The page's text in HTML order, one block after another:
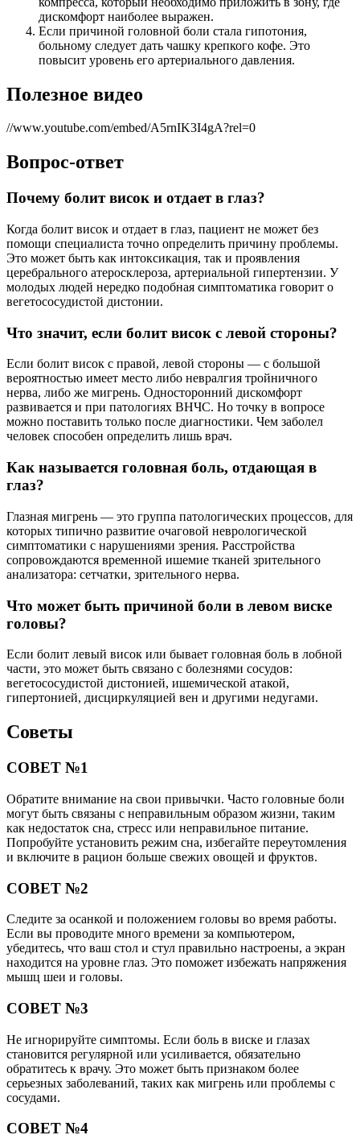
дискомфорт наиболее выражен.
Если причиной головной боли стала гипотония,
больному следует дать чашку крепкого кофе. Это
повысит уровень его артериального давления.
Полезное видео
//www.youtube.com/embed/A5rnIK3I4gA?rel=0
Вопрос-ответ
Почему болит висок и отдает в глаз?
Когда болит висок и отдает в глаз, пациент не может без
помощи специалиста точно определить причину проблемы.
Это может быть как интоксикация, так и проявления
церебрального атеросклероза, артериальной гипертензии. У
молодых людей нередко подобная симптоматика говорит о
вегетососудистой дистонии.
Что значит, если болит висок с левой стороны?
Если болит висок с правой, левой стороны — с большой
вероятностью имеет место либо невралгия тройничного
нерва, либо же мигрень. Односторонний дискомфорт
развивается и при патологиях ВНЧС. Но точку в вопросе
можно поставить только после диагностики. Чем заболел
человек способен определить лишь врач.
Как называется головная боль, отдающая в
глаз?
Глазная мигрень — это группа патологических процессов, для
которых типично развитие очаговой неврологической
симптоматики с нарушениями зрения. Расстройства
сопровождаются временной ишемие тканей зрительного
анализатора: сетчатки, зрительного нерва.
Что может быть причиной боли в левом виске
головы?
Если болит левый висок или бывает головная боль в лобной
части, это может быть связано с болезнями сосудов:
вегетососудистой дистонией, ишемической атакой,
гипертонией, дисциркуляцией вен и другими недугами.
Советы
СОВЕТ №1
Обратите внимание на свои привычки. Часто головные боли
могут быть связаны с неправильным образом жизни, таким
как недостаток сна, стресс или неправильное питание.
Попробуйте установить режим сна, избегайте переутомления
и включите в рацион больше свежих овощей и фруктов.
СОВЕТ №2
Следите за осанкой и положением головы во время работы.
Если вы проводите много времени за компьютером,
убедитесь, что ваш стол и стул правильно настроены, а экран
находится на уровне глаз. Это поможет избежать напряжения
мышц шеи и головы.
СОВЕТ №3
Не игнорируйте симптомы. Если боль в виске и глазах
становится регулярной или усиливается, обязательно
обратитесь к врачу. Это может быть признаком более
серьезных заболеваний, таких как мигрень или проблемы с
сосудами.
СОВЕТ №4